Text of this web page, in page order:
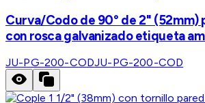
Curva/Codo de 90° de 2" (52mm)
con rosca galvanizado etiqueta
JU-PG-200-CODJU-PG-200-COD